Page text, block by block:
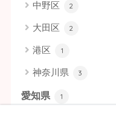
中野区 2
大田区 2
港区 1
神奈川県 3
愛知県 1